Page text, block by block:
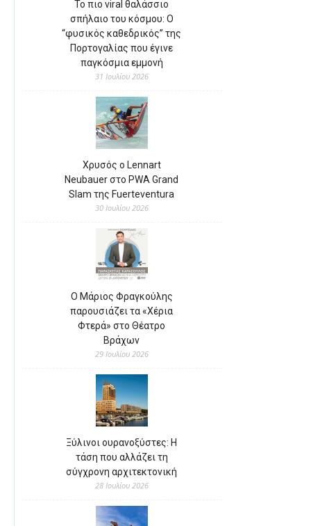
Το πιο viral θαλάσσιο
σπήλαιο του κόσμου: Ο
“φυσικός καθεδρικός” της
Πορτογαλίας που έγινε
παγκόσμια εμμονή
31 Ιουλίου 2026
Χρυσός ο Lennart
Neubauer στο PWA Grand
Slam της Fuerteventura
30 Ιουλίου 2026
Ο Μάριος Φραγκούλης
παρουσιάζει τα «Χέρια
Φτερά» στο Θέατρο
Βράχων
29 Ιουλίου 2026
Ξύλινοι ουρανοξύστες: Η
τάση που αλλάζει τη
σύγχρονη αρχιτεκτονική
28 Ιουλίου 2026